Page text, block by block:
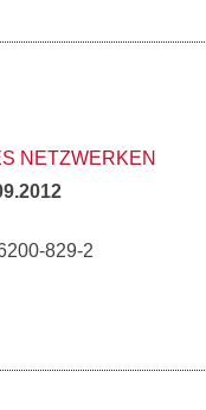
NETZWERKEN
829-2